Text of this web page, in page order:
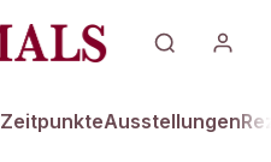
ZeitpunkteAusstellungen